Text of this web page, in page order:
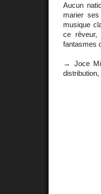
Aucun
marier
musique
ce rêveur,
fantasmes
→ Joce